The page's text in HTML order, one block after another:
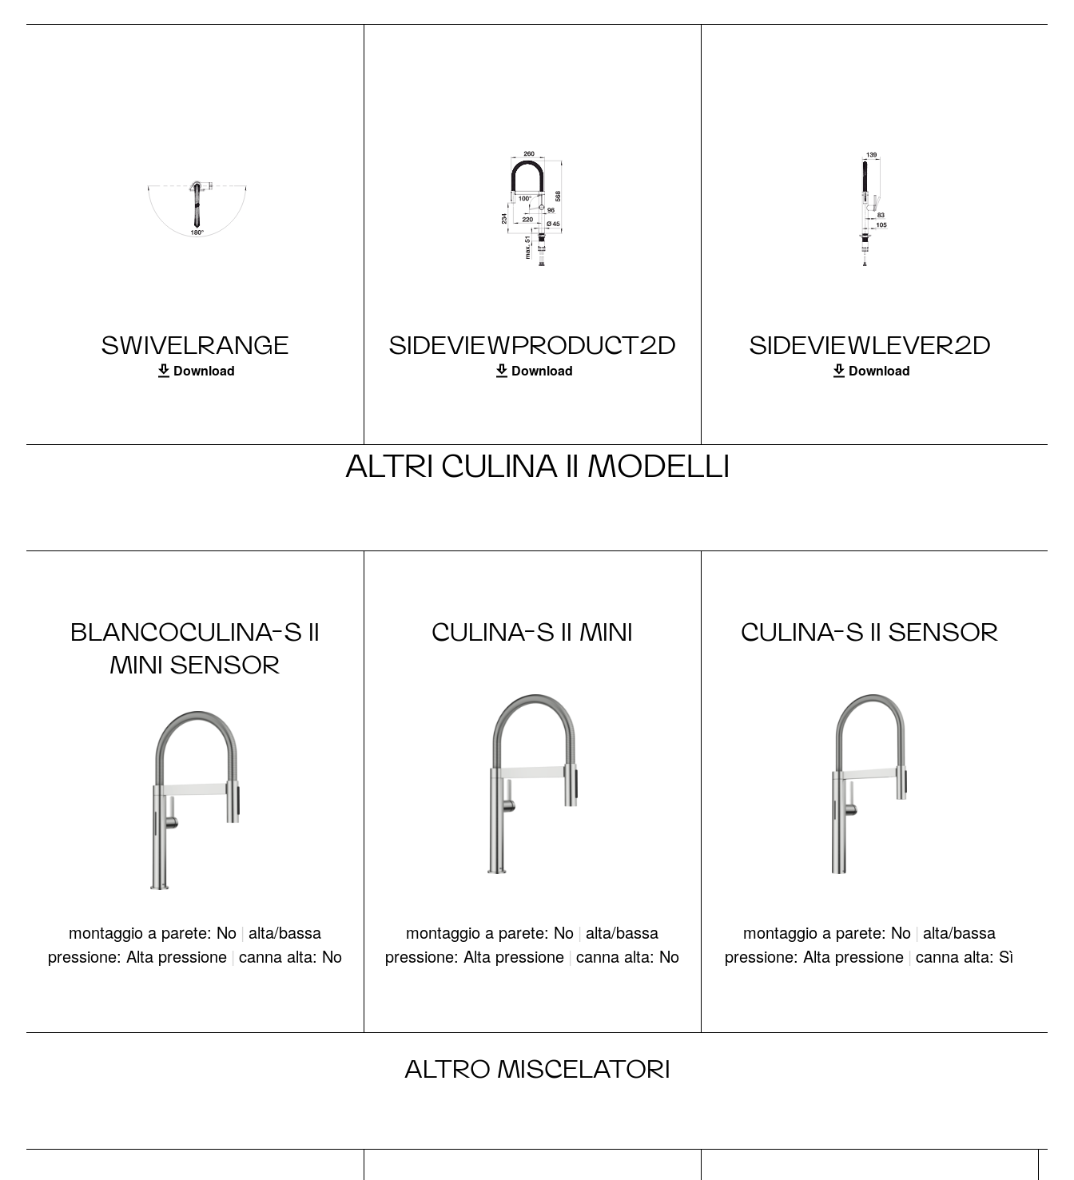
SWIVELRANGE
Download
SIDEVIEWPRODUCT2D
Download
SIDEVIEWLEVER2D
Download
ALTRI CULINA II MODELLI
BLANCOCULINA-S II
MINI SENSOR
montaggio a parete: No | alta/bassa
pressione: Alta pressione | canna alta: No
CULINA-S II MINI
montaggio a parete: No | alta/bassa
pressione: Alta pressione | canna alta: No
CULINA-S II SENSOR
montaggio a parete: No | alta/bassa
pressione: Alta pressione | canna alta: Sì
ALTRO MISCELATORI